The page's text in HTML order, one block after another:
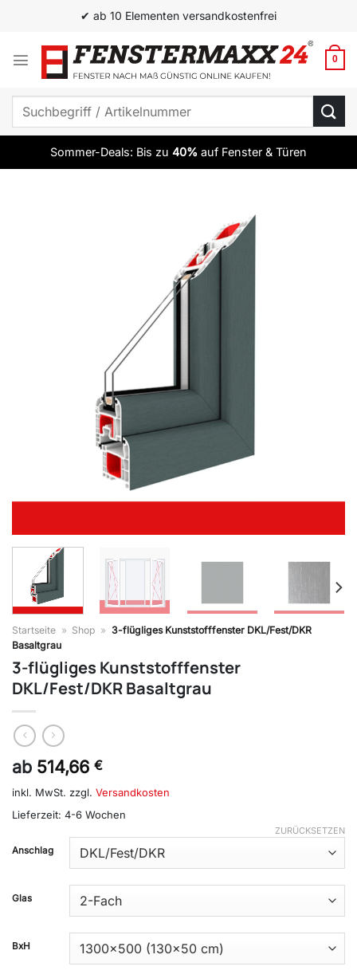
springen
✔ ab 10 Elementen versandkostenfrei
0
Suchen
Sommer-Deals: Bis zu 40% auf Fenster & Türen
Startseite » Shop » 3-flügliges Kunststofffenster DKL/Fest/DKR
Basaltgrau
3-flügliges Kunststofffenster
DKL/Fest/DKR Basaltgrau
ab 514,66 €
inkl. MwSt. zzgl. Versandkosten
Lieferzeit: 4-6 Wochen
Anschlag
Glas
BxH
ZURÜCKSETZEN